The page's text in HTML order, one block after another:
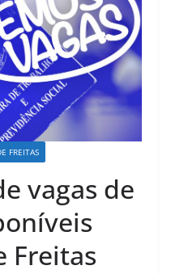
FREITAS
vagas de
Freitas